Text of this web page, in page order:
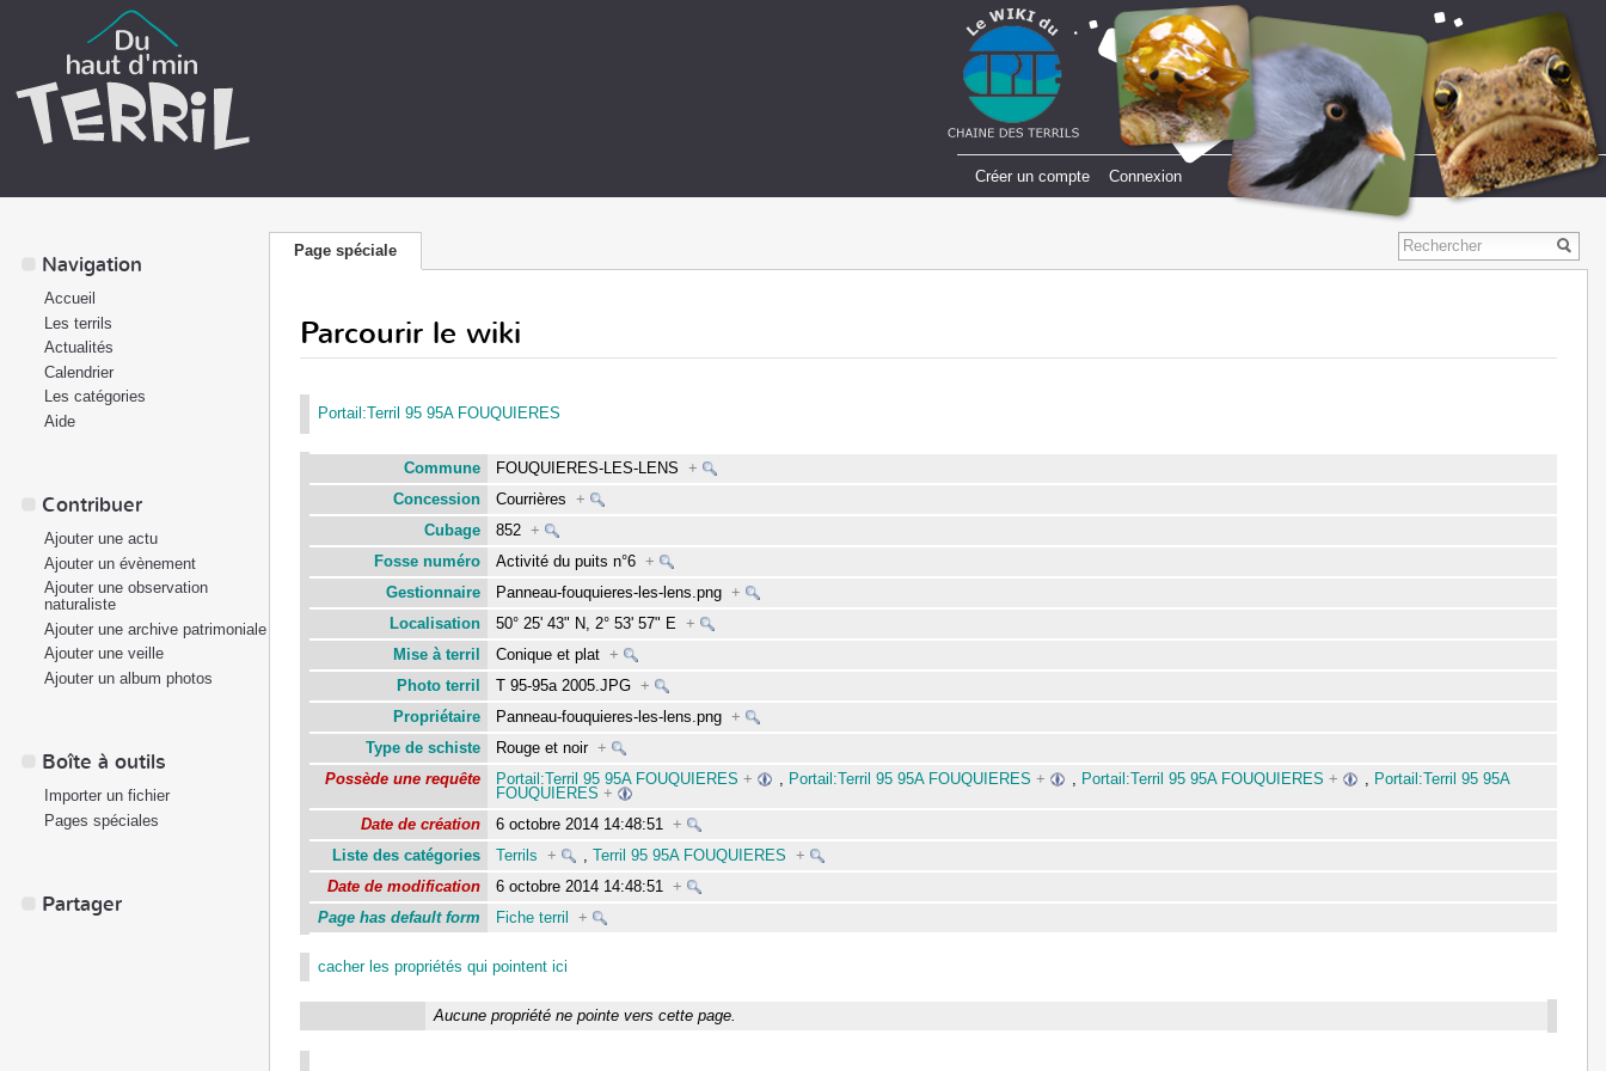
Créer un compte Connexion
Page spéciale
Parcourir le wiki
Portail:Terril 95 95A FOUQUIERES
Commune FOUQUIERES-LES-LENS +
Concession
Courrières +
Cubage
852 +
Fosse numéro
Activité du puits n°6 +
Gestionnaire
Panneau-fouquieres-les-lens.png +
Localisation
50° 25' 43" N, 2° 53' 57" E +
Mise à terril
Conique et plat +
Photo terril
T 95-95a 2005.JPG +
Propriétaire
Panneau-fouquieres-les-lens.png +
Type de schiste
Rouge et noir +
Possède une requête
Portail:Terril 95 95A FOUQUIERES + Portail:Terril 95 95A FOUQUIERES + Portail:Terril 95 95A FOUQUIERES +
Portail:Terril 95 95A
FOUQUIERES +
Date de création
6 octobre 2014 14:48:51 +
Liste des catégories
Terrils + Terril 95 95A FOUQUIERES +
Date de modification
6 octobre 2014 14:48:51 +
Page has default form
Fiche terril +
cacher les propriétés qui pointent ici
Aucune propriété ne pointe vers cette page.
Navigation
Accueil
Les terrils
Actualités
Calendrier
Les catégories
Aide
Contribuer
Ajouter une actu
Ajouter un évènement
Ajouter une observation
naturaliste
Ajouter une archive patrimoniale
Ajouter une veille
Ajouter un album photos
Boîte à outils
Importer un fichier
Pages spéciales
Partager